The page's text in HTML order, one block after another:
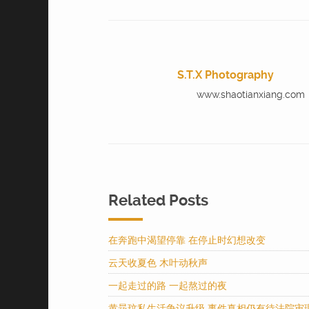
S.T.X Photography
www.shaotianxiang.com
Related Posts
在奔跑中渴望停靠 在停止时幻想改变
云天收夏色 木叶动秋声
一起走过的路 一起熬过的夜